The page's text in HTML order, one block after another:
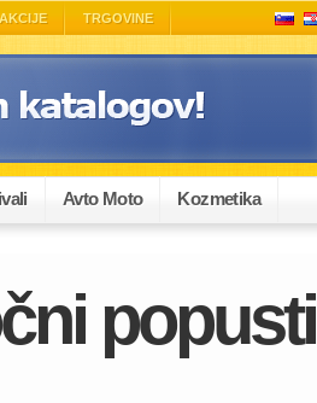
TRGOVINE
Avto Moto Kozmetika
popusti